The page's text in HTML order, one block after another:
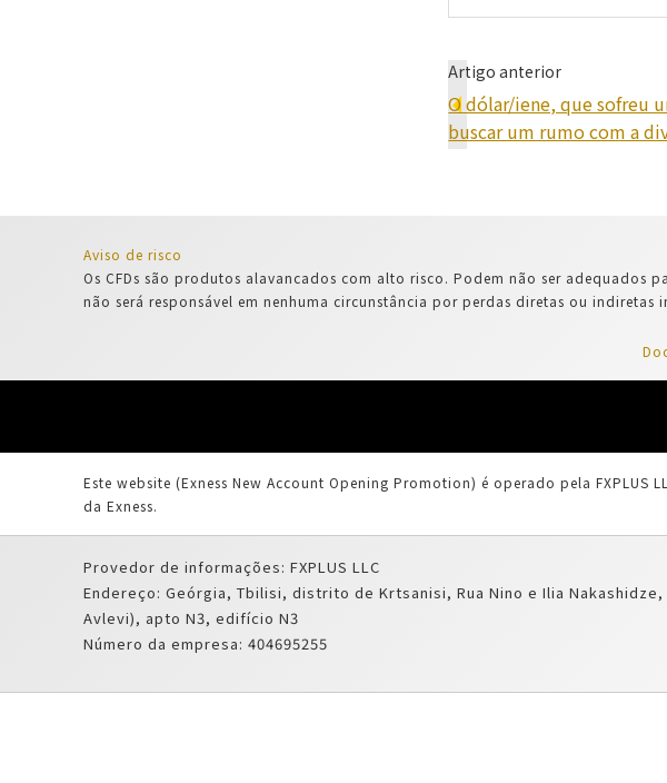
Artigo anterior
O dólar/iene, que sofreu
buscar um rumo com a
Aviso de risco
Os CFDs são produtos alavancados com alto risco. Podem não ser adequados
não será responsável em nenhuma circunstância por perdas diretas ou
Este website (Exness New Account Opening Promotion) é operado pela FXPLUS
da Exness.
Provedor de informações: FXPLUS LLC
Endereço: Geórgia, Tbilisi, distrito de Krtsanisi, Rua Nino e Ilia Nakashidze,
Avlevi), apto N3, edifício N3
Número da empresa: 404695255